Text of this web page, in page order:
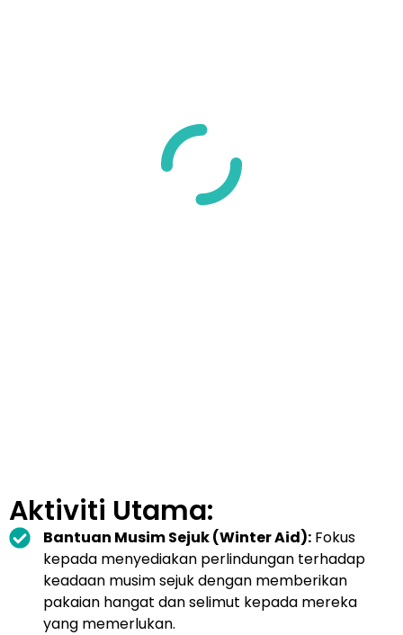
Aktiviti Utama:
Bantuan Musim Sejuk (Winter Aid): Fokus
kepada menyediakan perlindungan terhadap
keadaan musim sejuk dengan memberikan
pakaian hangat dan selimut kepada mereka
yang memerlukan.